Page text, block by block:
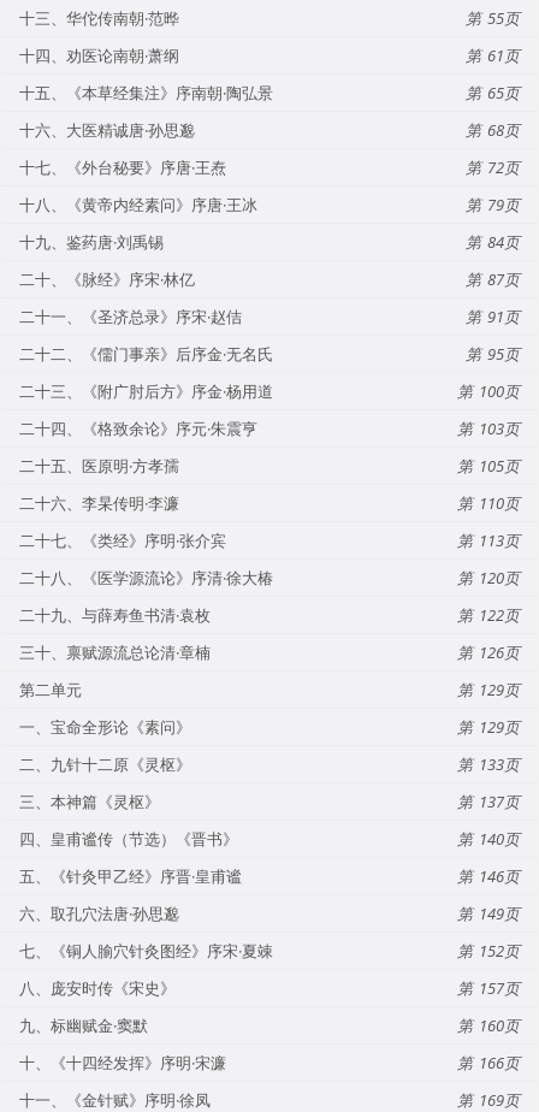
十三、华佗传南朝·范晔
55
十四、劝医论南朝·萧纲
61
十五、《本草经集注》序南朝·陶弘景
65
十六、大医精诚唐·孙思邈
68
十七、《外台秘要》序唐·王焘
72
十八、《黄帝内经素问》序唐·王冰
79
十九、鉴药唐·刘禹锡
84
二十、《脉经》序宋·林亿
87
二十一、《圣济总录》序宋·赵佶
91
二十二、《儒门事亲》后序金·无名氏
95
二十三、《附广肘后方》序金·杨用道
100
二十四、《格致余论》序元·朱震亨
103
二十五、医原明·方孝孺
105
二十六、李杲传明·李濂
110
二十七、《类经》序明·张介宾
113
二十八、《医学源流论》序清·徐大椿
120
二十九、与薛寿鱼书清·袁枚
122
三十、禀赋源流总论清·章楠
126
第二单元
129
一、宝命全形论《素问》
129
二、九针十二原《灵枢》
133
三、本神篇《灵枢》
137
四、皇甫谧传（节选）《晋书》
140
五、《针灸甲乙经》序晋·皇甫谧
146
六、取孔穴法唐·孙思邈
149
七、《铜人腧穴针灸图经》序宋·夏竦
152
八、庞安时传《宋史》
157
九、标幽赋金·窦默
160
十、《十四经发挥》序明·宋濂
166
十一、《金针赋》序明·徐凤
169